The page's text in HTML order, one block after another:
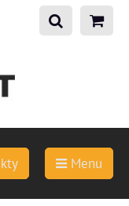
Menu